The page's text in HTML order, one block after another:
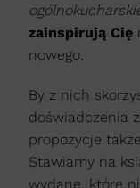
zainspirują Cię
nowego.
By z nich
doświadczenia
propozycje
Stawiamy na
wydane, które